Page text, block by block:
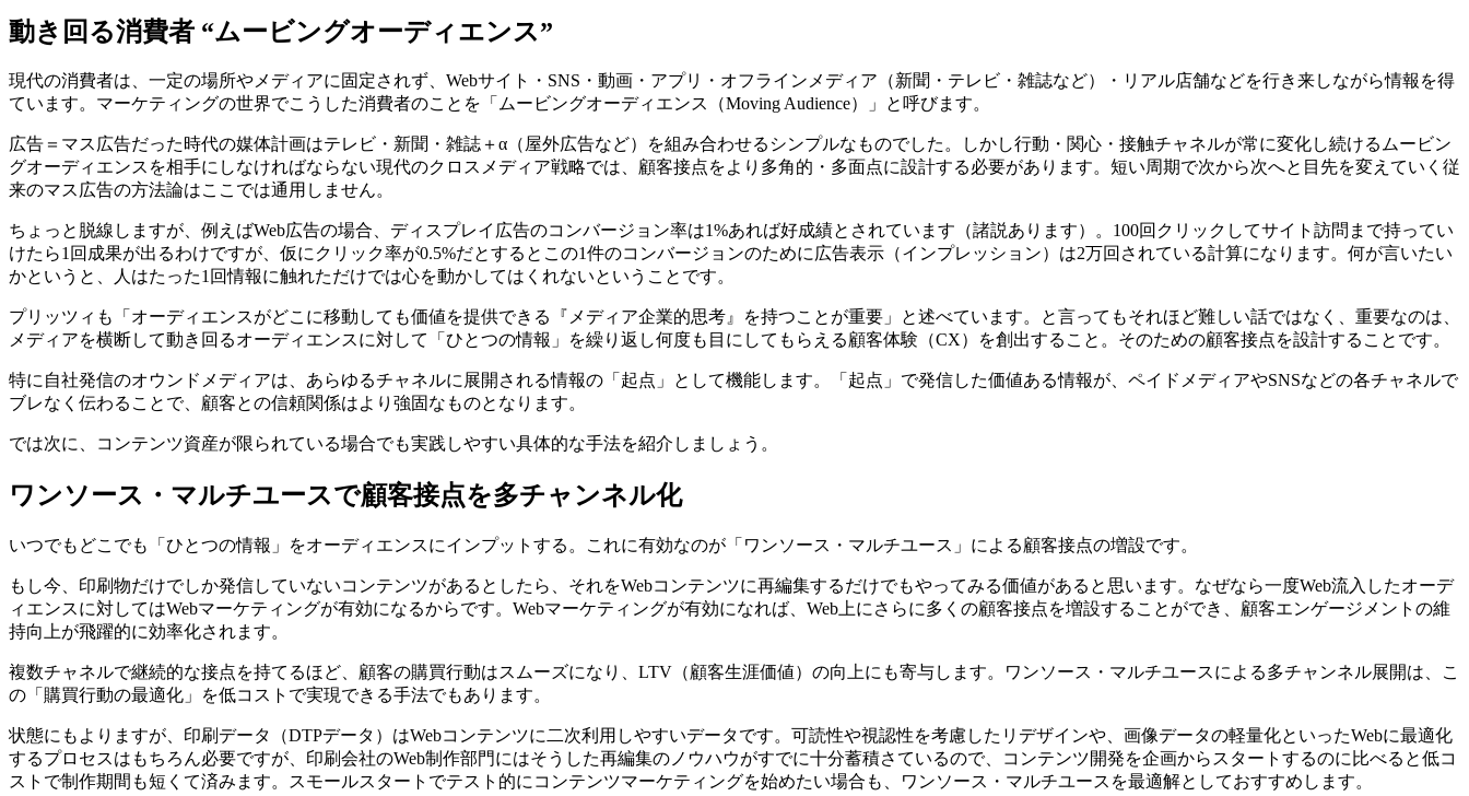
動き回る消費者 “ムービングオーディエンス”
現代の消費者は、一定の場所やメディアに固定されず、Webサイト・SNS・動画・アプリ・オフラインメディア（新聞・テレビ・雑誌など）・リアル店舗などを行き来しながら情報を得
ています。マーケティングの世界でこうした消費者のことを「ムービングオーディエンス（Moving Audience）」と呼びます。
広告＝マス広告だった時代の媒体計画はテレビ・新聞・雑誌＋α（屋外広告など）を組み合わせるシンプルなものでした。しかし行動・関心・接触チャネルが常に変化し続けるムービン
グオーディエンスを相手にしなければならない現代のクロスメディア戦略では、顧客接点をより多角的・多面点に設計する必要があります。短い周期で次から次へと目先を変えていく従
来のマス広告の方法論はここでは通用しません。
ちょっと脱線しますが、例えばWeb広告の場合、ディスプレイ広告のコンバージョン率は1%あれば好成績とされています（諸説あります）。100回クリックしてサイト訪問まで持ってい
けたら1回成果が出るわけですが、仮にクリック率が0.5%だとするとこの1件のコンバージョンのために広告表示（インプレッション）は2万回されている計算になります。何が言いたい
かというと、人はたった1回情報に触れただけでは心を動かしてはくれないということです。
プリッツィも「オーディエンスがどこに移動しても価値を提供できる『メディア企業的思考』を持つことが重要」と述べています。と言ってもそれほど難しい話ではなく、重要なのは、
メディアを横断して動き回るオーディエンスに対して「ひとつの情報」を繰り返し何度も目にしてもらえる顧客体験（CX）を創出すること。そのための顧客接点を設計することです。
特に自社発信のオウンドメディアは、あらゆるチャネルに展開される情報の「起点」として機能します。「起点」で発信した価値ある情報が、ペイドメディアやSNSなどの各チャネルで
ブレなく伝わることで、顧客との信頼関係はより強固なものとなります。
では次に、コンテンツ資産が限られている場合でも実践しやすい具体的な手法を紹介しましょう。
ワンソース・マルチユースで顧客接点を多チャンネル化
いつでもどこでも「ひとつの情報」をオーディエンスにインプットする。これに有効なのが「ワンソース・マルチユース」による顧客接点の増設です。
もし今、印刷物だけでしか発信していないコンテンツがあるとしたら、それをWebコンテンツに再編集するだけでもやってみる価値があると思います。なぜなら一度Web流入したオーデ
ィエンスに対してはWebマーケティングが有効になるからです。Webマーケティングが有効になれば、Web上にさらに多くの顧客接点を増設することができ、顧客エンゲージメントの維
持向上が飛躍的に効率化されます。
複数チャネルで継続的な接点を持てるほど、顧客の購買行動はスムーズになり、LTV（顧客生涯価値）の向上にも寄与します。ワンソース・マルチユースによる多チャンネル展開は、こ
の「購買行動の最適化」を低コストで実現できる手法でもあります。
状態にもよりますが、印刷データ（DTPデータ）はWebコンテンツに二次利用しやすいデータです。可読性や視認性を考慮したリデザインや、画像データの軽量化といったWebに最適化
するプロセスはもちろん必要ですが、印刷会社のWeb制作部門にはそうした再編集のノウハウがすでに十分蓄積さているので、コンテンツ開発を企画からスタートするのに比べると低コ
ストで制作期間も短くて済みます。スモールスタートでテスト的にコンテンツマーケティングを始めたい場合も、ワンソース・マルチユースを最適解としておすすめします。